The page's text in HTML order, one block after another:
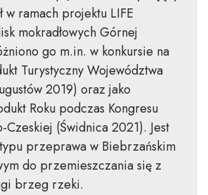
w ramach projektu LIFE
mokradłowych Górnej
go m.in. w konkursie na
Turystyczny Województwa
2019) oraz jako
Roku podczas Kongresu
Czeskiej (Świdnica 2021). Jest
przeprawa w Biebrzańskim
do przemieszczania się z
brzeg rzeki.